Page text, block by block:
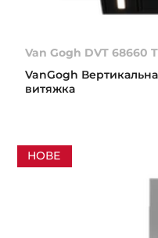
Van Gogh DVT 68660
VanGogh
витяжка
НОВЕ